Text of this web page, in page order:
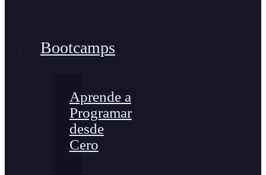
Bootcamps
Aprende a
Programar
desde
Cero